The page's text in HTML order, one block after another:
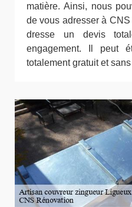
matière. Ainsi, nous
de vous adresser à
dresse un devis
engagement. Il peut
totalement gratuit et